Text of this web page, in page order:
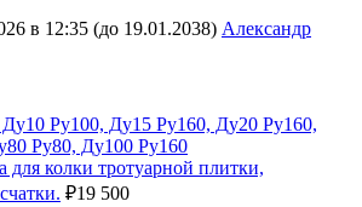
в 12:35 (до 19.01.2038) Александр
Ру100, Ду15 Ру160, Ду20 Ру160,
Ру80, Ду100 Ру160
для колки тротуарной плитки,
₽19 500